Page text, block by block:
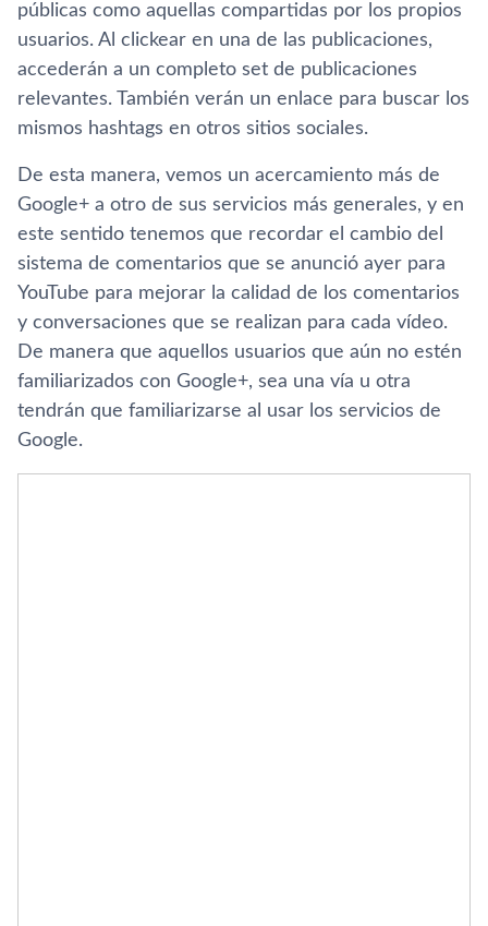
públicas como aquellas compartidas por los propios
usuarios. Al clickear en una de las publicaciones,
accederán a un completo set de publicaciones
relevantes. También verán un enlace para buscar los
mismos hashtags en otros sitios sociales.
De esta manera, vemos un acercamiento más de
Google+ a otro de sus servicios más generales, y en
este sentido tenemos que recordar el cambio del
sistema de comentarios que se anunció ayer para
YouTube para mejorar la calidad de los comentarios
y conversaciones que se realizan para cada ví­deo.
De manera que aquellos usuarios que aún no estén
familiarizados con Google+, sea una ví­a u otra
tendrán que familiarizarse al usar los servicios de
Google.